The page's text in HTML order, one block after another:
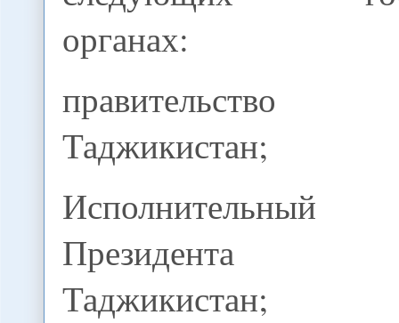
органах:
правительство
Таджикистан;
Президента
Таджикистан;